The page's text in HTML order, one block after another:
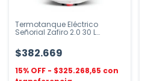
Termotanque Eléctrico
Señorial Zafiro 2.0 30 L
$382.669
$325.268,65